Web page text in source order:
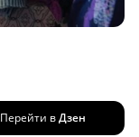
Перейти вДзен